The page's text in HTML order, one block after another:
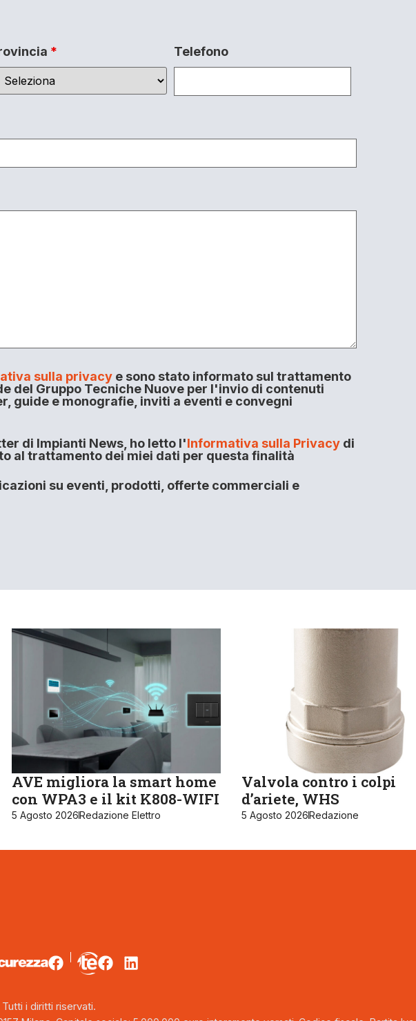
* Telefono
sulla privacye sono stato informato sul trattamento
del Gruppo Tecniche Nuove per l'invio di contenuti
guide e monografie, inviti a eventi e convegni
di Impianti News, ho letto l'Informativa sulla Privacydi
al trattamento dei miei dati per questa finalità
su eventi, prodotti, offerte commerciali e
AVE migliora la smart home
con WPA3 e il kit K808-WIFI
5 Agosto 2026Redazione Elettro
Valvola contro i colpi
d’ariete, WHS
5 Agosto 2026Redazione
i diritti riservati.